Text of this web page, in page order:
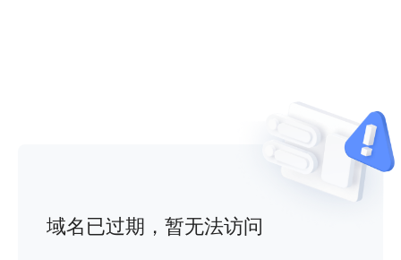
域名已过期，暂无法访问